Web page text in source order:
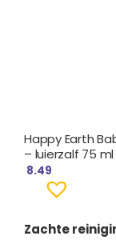
Happy Earth
– luierzalf 75 ml
8.49
Zachte